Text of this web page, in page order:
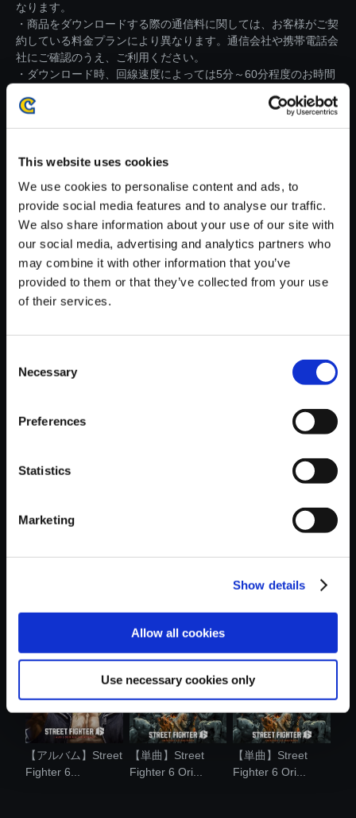
This website uses cookies
We use cookies to personalise content and ads, to
provide social media features and to analyse our traffic.
We also share information about your use of our site with
our social media, advertising and analytics partners who
may combine it with other information that you’ve
provided to them or that they’ve collected from your use
of their services.
Selection
Necessary
Preferences
Statistics
Marketing
Show details
Allow all cookies
Use necessary cookies only
なります。
・商品をダウンロードする際の通信料に関しては、お客様がご契
約している料金プランにより異なります。通信会社や携帯電話会
社にご確認のうえ、ご利用ください。
・ダウンロード時、回線速度によっては5分～60分程度のお時間
※ご購入いただいたファイルのダウンロードの際には、通信環境
【単曲】Street Fighter 6 Origin
al Soundtrack Dhalsim - An O
men - 3
おすすめ商品
Fighter 6 Ori...
Fighter 6 Ori...
Fighter 6 Ori...
【アルバム】Street
Fighter 6...
【単曲】Street
Fighter 6 Ori...
【単曲】Street
Fighter 6 Ori...